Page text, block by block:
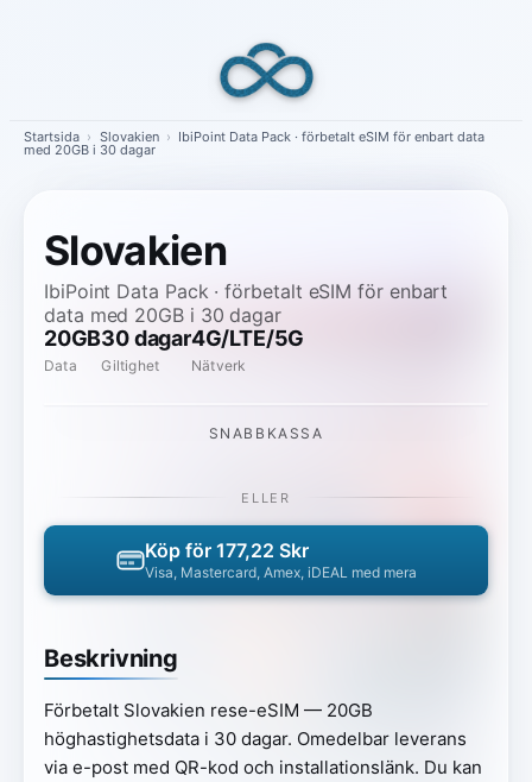
Startsida › Slovakien › IbiPoint Data Pack · förbetalt eSIM för enbart data
med 20GB i 30 dagar
Slovakien
IbiPoint Data Pack · förbetalt eSIM för enbart
data med 20GB i 30 dagar
20GB
Data
30 dagar
Giltighet
4G/LTE/5G
Nätverk
Beskrivning
Förbetalt Slovakien rese-eSIM — 20GB
höghastighetsdata i 30 dagar. Omedelbar leverans
via e-post med QR-kod och installationslänk. Du kan
SNABBKASSA
ELLER
Köp för 177,22 Skr
Visa, Mastercard, Amex, iDEAL med mera